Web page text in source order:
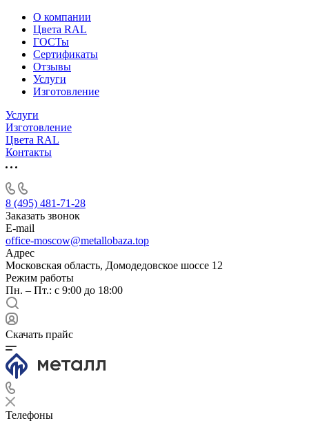
О компании
Цвета RAL
ГОСТы
Сертификаты
Отзывы
Услуги
Изготовление
Услуги
Изготовление
Цвета RAL
Контакты
8 (495) 481-71-28
Заказать звонок
E-mail
office-moscow@metallobaza.top
Адрес
Московская область, Домодедовское шоссе 12
Режим работы
Пн. – Пт.: с 9:00 до 18:00
Скачать прайс
Телефоны